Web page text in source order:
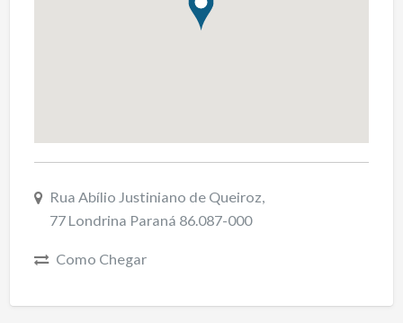
Rua Abílio Justiniano de Queiroz,
77 Londrina Paraná 86.087-000
Como Chegar